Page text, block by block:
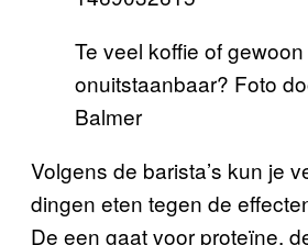
Te veel koffie of gewoon
onuitstaanbaar? Foto
Balmer
Volgens de barista’s kun je
dingen eten tegen de
De een gaat voor proteïne,